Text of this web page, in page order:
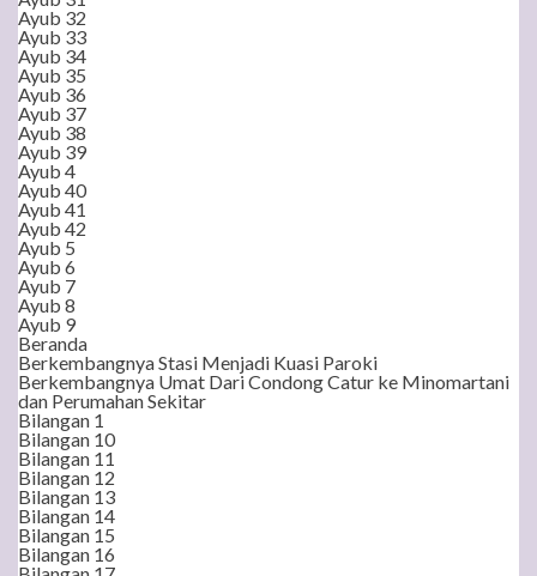
Ayub 32
Ayub 33
Ayub 34
Ayub 35
Ayub 36
Ayub 37
Ayub 38
Ayub 39
Ayub 4
Ayub 40
Ayub 41
Ayub 42
Ayub 5
Ayub 6
Ayub 7
Ayub 8
Ayub 9
Beranda
Berkembangnya Stasi Menjadi Kuasi Paroki
Berkembangnya Umat Dari Condong Catur ke Minomartani
dan Perumahan Sekitar
Bilangan 1
Bilangan 10
Bilangan 11
Bilangan 12
Bilangan 13
Bilangan 14
Bilangan 15
Bilangan 16